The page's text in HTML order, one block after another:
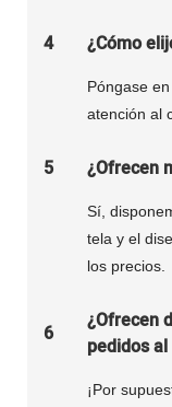
4 ¿Cómo
Póngase
atención al
5 ¿Ofrecen
Sí,
tela y el
los precios.
6
¿Ofrecen
pedidos
¡Por